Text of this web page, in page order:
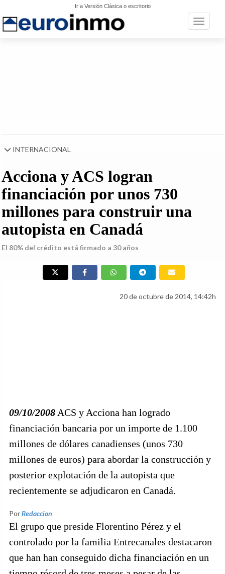
Ir a Versión Clásica o escritorio
Toggle
INTERNACIONAL
Acciona y ACS logran
financiación por unos 730
millones para construir una
autopista en Canadá
El 80% del crédito está firmado a 30 años
20 de octubre de 2014, 14:42h
09/10/2008 ACS y Acciona han logrado
financiación bancaria por un importe de 1.100
millones de dólares canadienses (unos 730
millones de euros) para abordar la construcción y
posterior explotación de la autopista que
recientemente se adjudicaron en Canadá.
PorRedaccion
El grupo que preside Florentino Pérez y el
controlado por la familia Entrecanales destacaron
que han han conseguido dicha financiación en un